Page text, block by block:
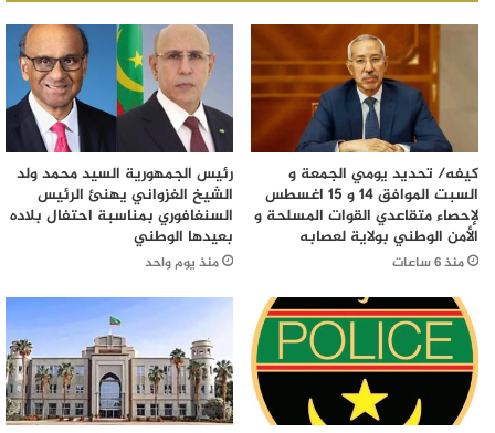
كيفه/ تحديد يومي الجمعة و
السبت الموافق 14 و 15 اغسطس
لإحصاء متقاعدي القوات المسلحة و
الأمن الوطني بولاية لعصابه
منذ 6 ساعات
رئيس الجمهورية السيد محمد ولد
الشيخ الغزواني يهنئ الرئيس
السنغافوري بمناسبة احتفال بلاده
بعيدها الوطني
منذ يوم واحد